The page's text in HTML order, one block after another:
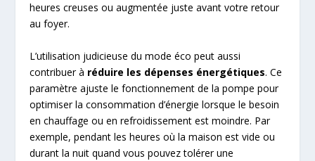
heures creuses ou augmentée juste avant votre retour
au foyer.
L’utilisation judicieuse du mode éco peut aussi
contribuer à réduire les dépenses énergétiques. Ce
paramètre ajuste le fonctionnement de la pompe pour
optimiser la consommation d’énergie lorsque le besoin
en chauffage ou en refroidissement est moindre. Par
exemple, pendant les heures où la maison est vide ou
durant la nuit quand vous pouvez tolérer une